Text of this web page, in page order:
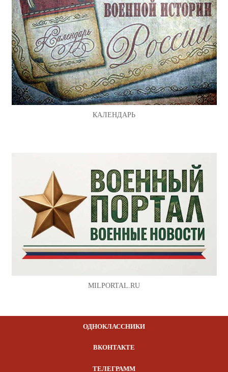
КАЛЕНДАРЬ
MILPORTAL.RU
ОДНОКЛАССНИКИ
ВКОНТАКТЕ
ТЕЛЕГРАММ